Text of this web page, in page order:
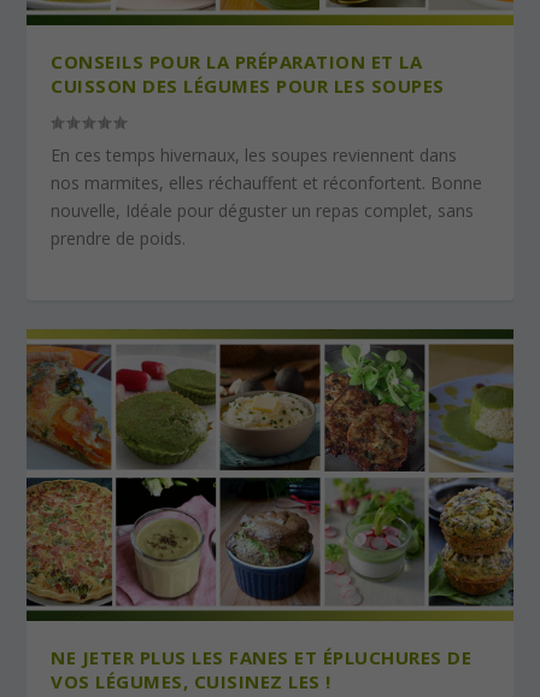
CONSEILS POUR LA PRÉPARATION ET LA
CUISSON DES LÉGUMES POUR LES SOUPES
En ces temps hivernaux, les soupes reviennent dans
nos marmites, elles réchauffent et réconfortent. Bonne
nouvelle, Idéale pour déguster un repas complet, sans
prendre de poids.
NE JETER PLUS LES FANES ET ÉPLUCHURES DE
VOS LÉGUMES, CUISINEZ LES !